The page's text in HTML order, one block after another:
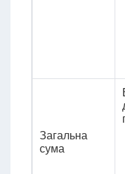
Загальна
сума